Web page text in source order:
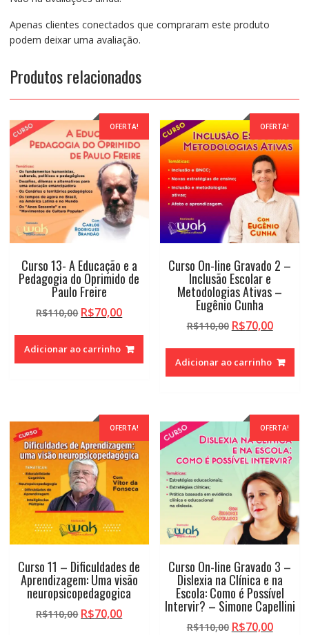
Apenas clientes conectados que compraram este produto
podem deixar uma avaliação.
Produtos relacionados
OFERTA!
Curso 13- A Educação e a
Pedagogia do Oprimido de
Paulo Freire
R$110,00 O
original
era:
R$70,00O
atual
é:
Adicionar ao carrinho
OFERTA!
Curso On-line Gravado 2 –
Inclusão Escolar e
Metodologias Ativas –
Eugênio Cunha
R$110,00 O
original
era:
R$70,00O
atual
é:
Adicionar ao carrinho
OFERTA!
Curso 11 – Dificuldades de
Aprendizagem: Uma visão
neuropsicopedagogica
R$110,00 O
R$70,00O
OFERTA!
Curso On-line Gravado 3 –
Dislexia na Clínica e na
Escola: Como é Possível
Intervir? – Simone Capellini
R$110,00 O
R$70,00O